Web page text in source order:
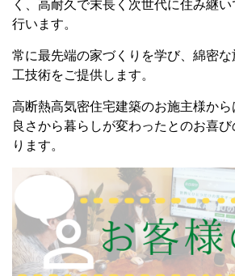
く、高耐久で末長く次世代に住み継
行います。
常に最先端の家づくりを学び、綿密
工技術をご提供します。
高断熱高気密住宅建築のお施主様か
良さから暮らしが変わったとのお喜
ります。